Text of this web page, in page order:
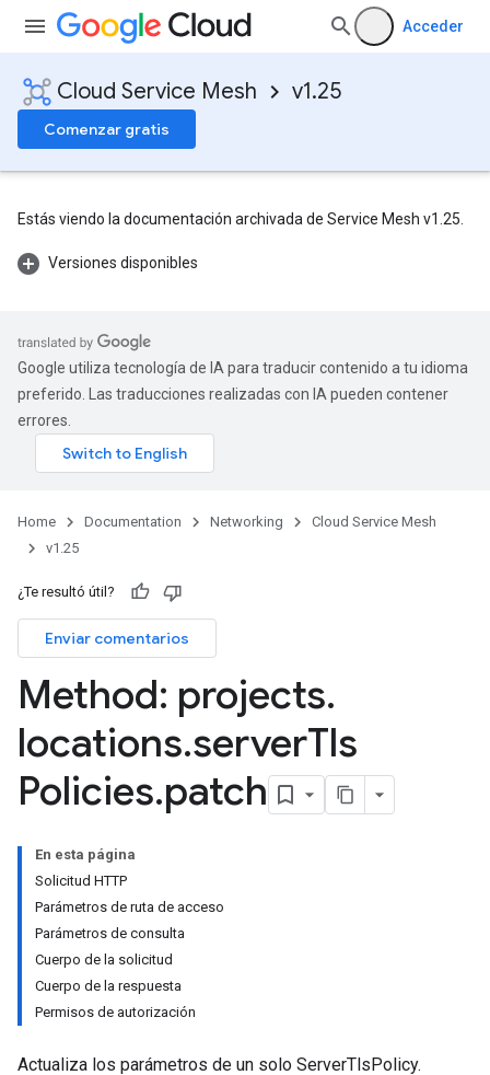
Acceder
Cloud Service Mesh v1.25
Comenzar gratis
Estás viendo la documentación archivada de Service Mesh v1.25.
Versiones disponibles
Google utiliza tecnología de IA para traducir contenido a tu idioma
preferido. Las traducciones realizadas con IA pueden contener
errores.
Home Documentation Networking
Cloud Service Mesh
v1.25
¿Te resultó útil?
Enviar comentarios
Method: projects.
locations.serverTls
Policies.patch
En esta página
Solicitud HTTP
Parámetros de ruta de acceso
Parámetros de consulta
Cuerpo de la solicitud
Cuerpo de la respuesta
Permisos de autorización
Actualiza los parámetros de un solo ServerTlsPolicy.